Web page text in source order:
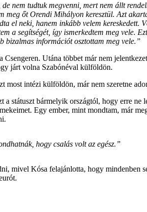
nem tudtuk megvenni, mert nem állt
meg őt Orendi Mihályon keresztül. Azt
el neki, hanem inkább velem
a segítségét, így ismerkedtem meg vele.
bizalmas információt osztottam meg vele.”
Utána többet már nem
járt volna Szabónéval külföldön.
intézi külföldön, már nem szeretne
státuszt bármelyik országtól, hogy erre ne
Egy ember, mint mondtam, már
hogy csalás volt az egész.”
mivel Kósa felajánlotta, hogy mindenben